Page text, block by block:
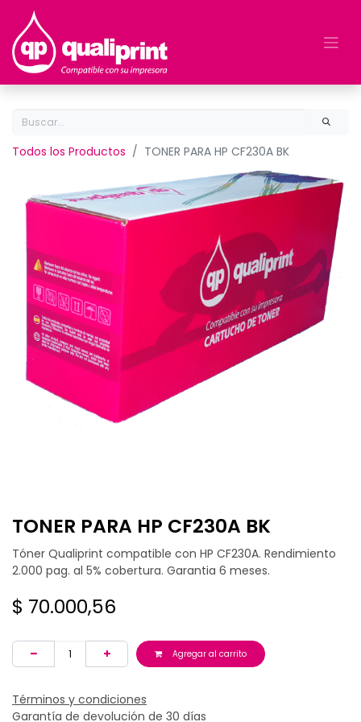
Todos los Productos TONER PARA HP CF230A BK
TONER PARA HP CF230A BK
Tóner Qualiprint compatible con HP CF230A. Rendimiento
2.000 pag. al 5% cobertura. Garantia 6 meses.
$ 70.000,56
Agregar al carrito
Términos y condiciones
Garantía de devolución de 30 días